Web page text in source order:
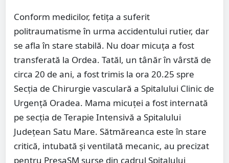
Conform medicilor, fetița a suferit
politraumatisme în urma accidentului rutier, dar
se afla în stare stabilă. Nu doar micuța a fost
transferată la Ordea. Tatăl, un tânăr în vârstă de
circa 20 de ani, a fost trimis la ora 20.25 spre
Secția de Chirurgie vasculară a Spitalului Clinic de
Urgență Oradea. Mama micuței a fost internată
pe secția de Terapie Intensivă a Spitalului
Județean Satu Mare. Sătmăreanca este în stare
critică, intubată și ventilată mecanic, au precizat
pentru PresaSM surse din cadrul Spitalului